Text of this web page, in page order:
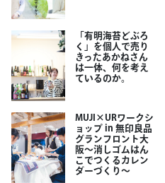
「有明海苔どぶろ
く」を個人で売り
きったあかねさん
は一体、何を考え
ているのか。
MUJI×URワークシ
ョップ in 無印良品
グランフロント大
阪～消しゴムはん
こでつくるカレン
ダーづくり～